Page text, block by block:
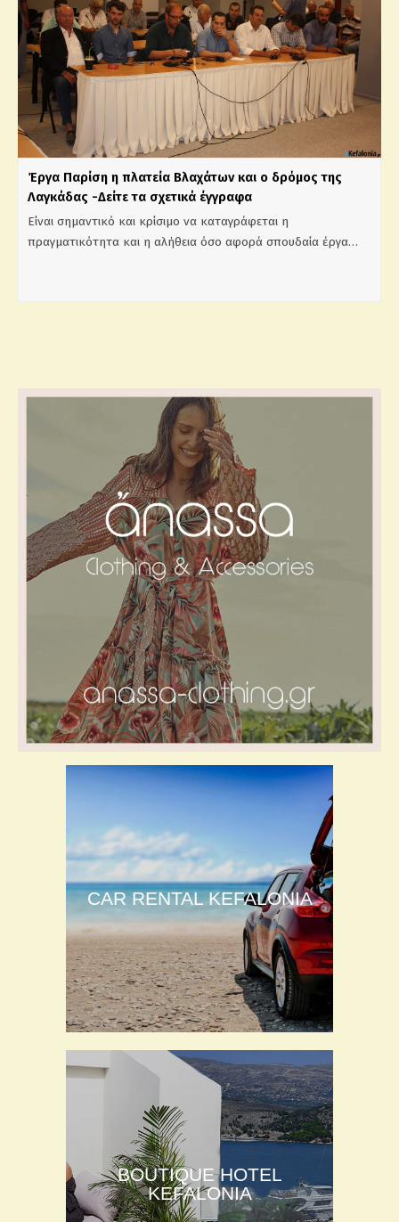
Έργα Παρίση η πλατεία Βλαχάτων και ο δρόμος της
Λαγκάδας -Δείτε τα σχετικά έγγραφα
Είναι σημαντικό και κρίσιμο να καταγράφεται η
πραγματικότητα και η αλήθεια όσο αφορά σπουδαία έργα…
CAR RENTAL KEFALONIA
BOUTIQUE HOTEL
KEFALONIA